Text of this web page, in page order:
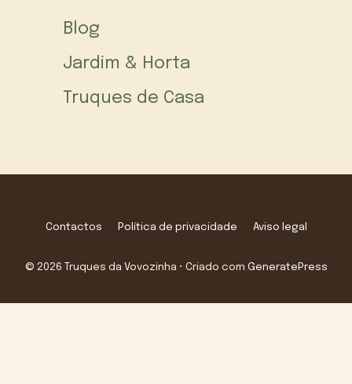
Blog
Jardim & Horta
Truques de Casa
Contactos Política de privacidade Aviso legal
© 2026 Truques da Vovozinha • Criado com GeneratePress